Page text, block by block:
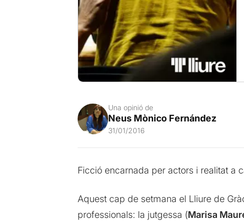
Una opinió de
Neus Mònico Fernández
31/01/2016
Ficció encarnada per actors i realitat a
Aquest cap de setmana el Lliure de
professionals: la jutgessa (Marisa